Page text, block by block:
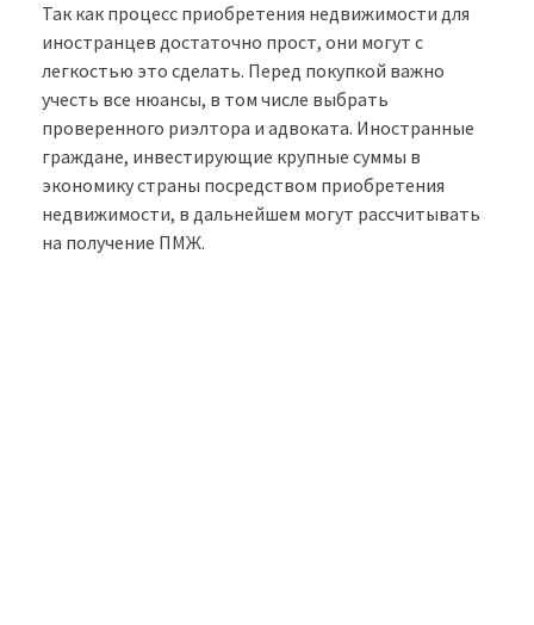
Так как процесс приобретения недвижимости для
иностранцев достаточно прост, они могут с
легкостью это сделать. Перед покупкой важно
учесть все нюансы, в том числе выбрать
проверенного риэлтора и адвоката. Иностранные
граждане, инвестирующие крупные суммы в
экономику страны посредством приобретения
недвижимости, в дальнейшем могут рассчитывать
на получение ПМЖ.